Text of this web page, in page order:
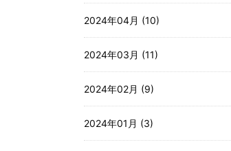
2024年04月 (10)
2024年03月 (11)
2024年02月 (9)
2024年01月 (3)